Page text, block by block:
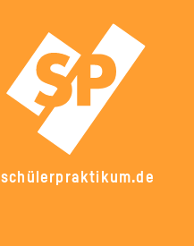
schülerpraktikum.de